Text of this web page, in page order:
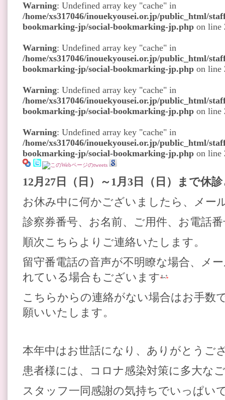
Warning: Undefined array key "cache" in
/home/xs317046/inouekyousei.or.jp/public_html/
bookmarking-jp/social-bookmarking-jp.php on line
Warning: Undefined array key "cache" in
/home/xs317046/inouekyousei.or.jp/public_html/
bookmarking-jp/social-bookmarking-jp.php on line
Warning: Undefined array key "cache" in
/home/xs317046/inouekyousei.or.jp/public_html/
bookmarking-jp/social-bookmarking-jp.php on line
Warning: Undefined array key "cache" in
/home/xs317046/inouekyousei.or.jp/public_html/
bookmarking-jp/social-bookmarking-jp.php on line
12月27 日（日）～1月3 日（日）
まで休
お休み中に何かございましたら、メー
診察券番号、お名前、ご用件、お電話
順次こちらよりご連絡いたします。
留守番電話の音声が不明瞭な場合、メ
れている場合もございます
こちらからの連絡がない場合はお手数
願いいたします。
本年中はお世話になり、ありがとうご
患者様には、コロナ感染対策に多大な
スタッフ一同感謝の気持ちでいっぱい